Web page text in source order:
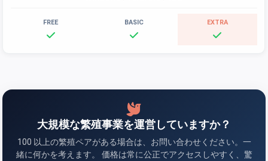
大規模な繁殖事業を運営していますか？
100 以上の繁殖ペアがある場合は、お問い合わせください。一
緒に何かを考えます。 価格は常に公正でアクセスしやすく、驚